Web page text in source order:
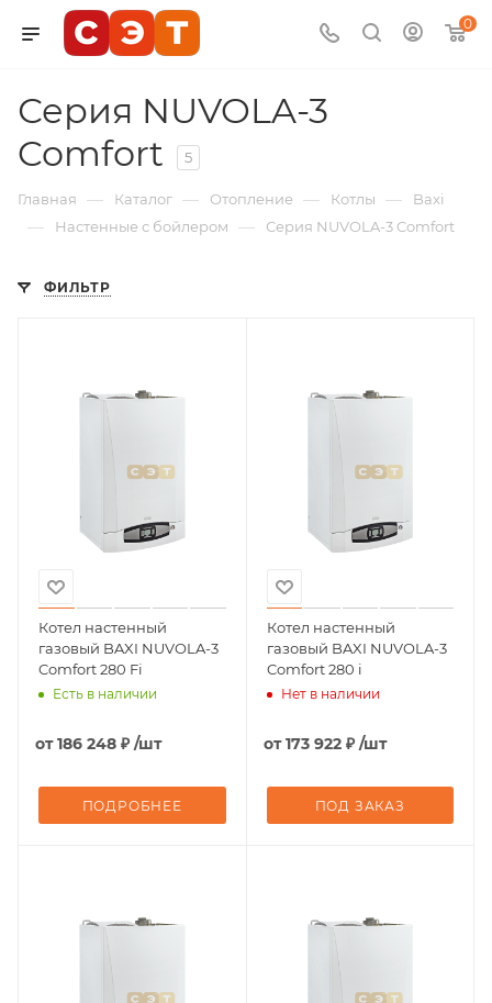
0
Серия NUVOLA-3
Comfort
5
Главная — Каталог — Отопление — Котлы — Baxi
— Настенные с бойлером — Серия NUVOLA-3 Comfort
ФИЛЬТР
Котел настенный
газовый BAXI NUVOLA-3
Comfort 280 Fi
Есть в наличии
от186 248 ₽ /шт
ПОДРОБНЕЕ
Котел настенный
газовый BAXI NUVOLA-3
Comfort 280 i
Нет в наличии
от173 922 ₽ /шт
ПОД ЗАКАЗ